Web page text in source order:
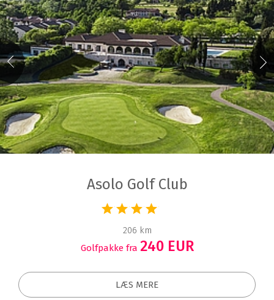
Asolo Golf Club
206 km
Golfpakke fra 240 EUR
LÆS MERE